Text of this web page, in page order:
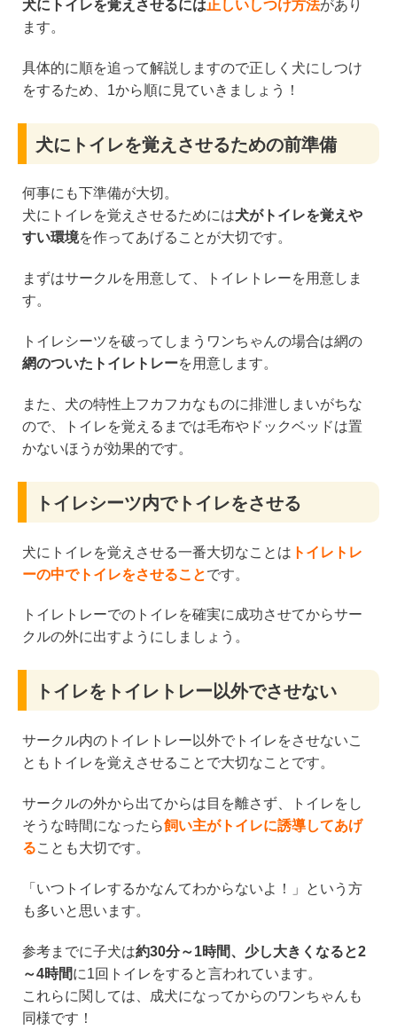
犬にトイレを覚えさせるには正しいしつけ方法があり
ます。
具体的に順を追って解説しますので正しく犬にしつけ
をするため、1から順に見ていきましょう！
犬にトイレを覚えさせるための前準備
何事にも下準備が大切。
犬にトイレを覚えさせるためには犬がトイレを覚えや
すい環境を作ってあげることが大切です。
まずはサークルを用意して、トイレトレーを用意しま
す。
トイレシーツを破ってしまうワンちゃんの場合は網の
網のついたトイレトレーを用意します。
また、犬の特性上フカフカなものに排泄しまいがちな
ので、トイレを覚えるまでは毛布やドックベッドは置
かないほうが効果的です。
トイレシーツ内でトイレをさせる
犬にトイレを覚えさせる一番大切なことは トイレトレ
ーの中でトイレをさせることです。
トイレトレーでのトイレを確実に成功させてからサー
クルの外に出すようにしましょう。
トイレをトイレトレー以外でさせない
サークル内のトイレトレー以外でトイレをさせないこ
ともトイレを覚えさせることで大切なことです。
サークルの外から出てからは目を離さず、トイレをし
そうな時間になったら飼い主がトイレに誘導してあげ
ることも大切です。
「いつトイレするかなんてわからないよ！」という方
も多いと思います。
参考までに子犬は約30分～1時間、少し大きくなると2
～4時間に1回トイレをすると言われています。
これらに関しては、成犬になってからのワンちゃんも
同様です！